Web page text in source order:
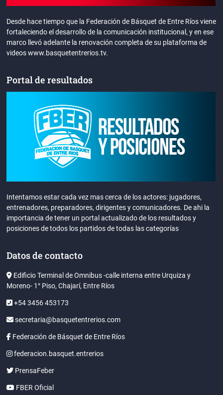
Desde hace tiempo que la Federación de Básquet de Entre Ríos viene
fortaleciendo el desarrollo de la comunicación institucional, y en ese
marco llevó adelante la renovación completa de su plataforma de
videos www.basquetentrerios.tv.
Portal de resultados
Intentamos estar cada vez mas cerca de los actores: jugadores,
entrenadores, preparadores, dirigentes y comunicadores. De ahi la
importancia de tener un portal actualizado de los resultados y
posiciones de todos los partidos de todas las categorías
Datos de contacto
Edificio Terminal de Omnibus -calle interna entre Urquiza y
Moreno- 1° Piso, Chajarí, Entre Ríos
+54 3456 453173
secretaria@basquetentrerios.com
Federación de Básquet de Entre Ríos
federacion.basquet.entrerios
PrensaFeber
FBER Oficial